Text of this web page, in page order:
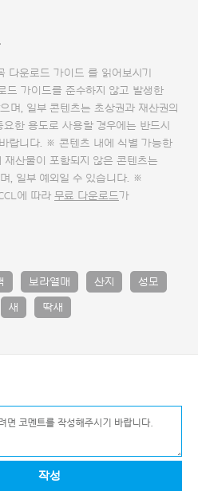
다운로드 가이드 를 읽어보시기
드 가이드를 준수하지 않고 발생한
며, 일부 콘텐츠는 초상권과 재산권의
한 용도로 사용할 경우에는 반드시
랍니다. ※ 콘텐츠 내에 식별 가능한
산물이 포함되지 않은 콘텐츠는
, 일부 예외일 수 있습니다. ※
에 따라 무료 다운로드가
보라열매 산지 성모
새 딱새
작성